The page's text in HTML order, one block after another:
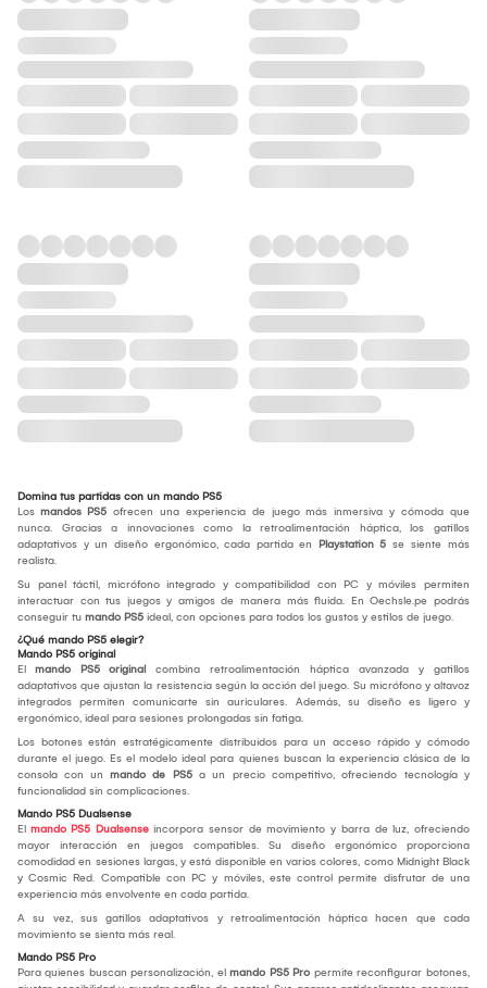
Domina tus partidas con un mando PS5
Los mandos PS5 ofrecen una experiencia de juego más inmersiva y cómoda que
nunca. Gracias a innovaciones como la retroalimentación háptica, los gatillos
adaptativos y un diseño ergonómico, cada partida en Playstation 5 se siente más
realista.
Su panel táctil, micrófono integrado y compatibilidad con PC y móviles permiten
interactuar con tus juegos y amigos de manera más fluida. En Oechsle.pe podrás
conseguir tu mando PS5 ideal, con opciones para todos los gustos y estilos de juego.
¿Qué mando PS5 elegir?
Mando PS5 original
El mando PS5 original combina retroalimentación háptica avanzada y gatillos
adaptativos que ajustan la resistencia según la acción del juego. Su micrófono y altavoz
integrados permiten comunicarte sin auriculares. Además, su diseño es ligero y
ergonómico, ideal para sesiones prolongadas sin fatiga.
Los botones están estratégicamente distribuidos para un acceso rápido y cómodo
durante el juego. Es el modelo ideal para quienes buscan la experiencia clásica de la
consola con un mando de PS5 a un precio competitivo, ofreciendo tecnología y
funcionalidad sin complicaciones.
Mando PS5 Dualsense
El mando PS5 Dualsense incorpora sensor de movimiento y barra de luz, ofreciendo
mayor interacción en juegos compatibles. Su diseño ergonómico proporciona
comodidad en sesiones largas, y está disponible en varios colores, como Midnight Black
y Cosmic Red. Compatible con PC y móviles, este control permite disfrutar de una
experiencia más envolvente en cada partida.
A su vez, sus gatillos adaptativos y retroalimentación háptica hacen que cada
movimiento se sienta más real.
Mando PS5 Pro
Para quienes buscan personalización, el mando PS5 Pro permite reconfigurar botones,